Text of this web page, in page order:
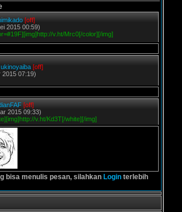
[off]
2015 00:59)
v.ht/Mrc0[/color][/img]
[off]
2015 07:19)
[off]
2015 09:33)
v.ht/Kd3T[/white][/img]
bisa menulis pesan, silahkan Login terlebih